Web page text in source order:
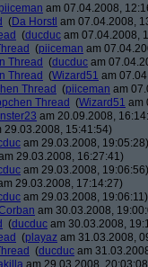
piiceman am 07.04.2008,
(Da Horstl am 07.04.2008,
(ducduc am 07.04.2008,
(piiceman am
Thread (ducduc am
Thread (Wizard51 am
Thread (piiceman am
Thread (Wizard51 am
am 20.09.2008,
29.03.2008, 15:41:54)
am 29.03.2008, 19:05:28)
29.03.2008, 16:27:41)
am 29.03.2008, 19:06:56)
29.03.2008, 17:14:27)
am 29.03.2008, 19:06:11)
am 30.03.2008,
(ducduc am 30.03.2008,
(playaz am 31.03.2008,
(ducduc am
am 29.03.2008,